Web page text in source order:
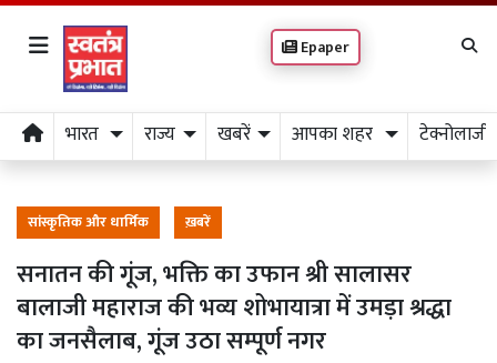
Epaper
भारत राज्य खबरें आपका शहर टेक्नोलाजी
सांस्कृतिक और धार्मिक ख़बरें
सनातन की गूंज, भक्ति का उफान श्री सालासर
बालाजी महाराज की भव्य शोभायात्रा में उमड़ा श्रद्धा
का जनसैलाब, गूंज उठा सम्पूर्ण नगर